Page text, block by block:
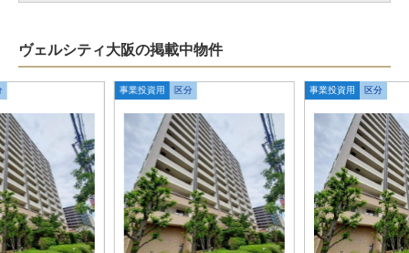
ヴェルシティ大阪の掲載中物件
事業投資用 区分 事業投資用 区分